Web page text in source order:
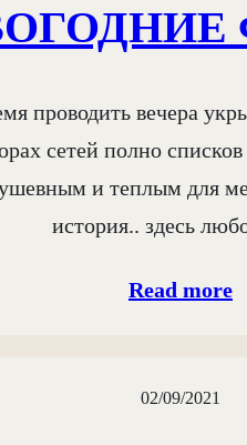
проводить вечера
сетей полно
и теплым для
история.. здесь
Read more
02/09/2021